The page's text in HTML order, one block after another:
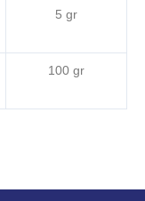
5 gr
100 gr